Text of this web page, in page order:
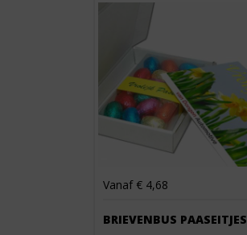
Vanaf € 4,68
BRIEVENBUS PAASEITJES